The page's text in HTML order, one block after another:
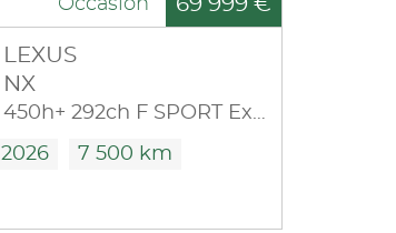
Occasion 69 999 €
LEXUS
NX
450h+ 292ch F SPORT Executive 4WD MY26
2026 7 500 km